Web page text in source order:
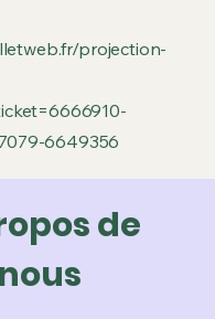
projection-
6649356
de
nous